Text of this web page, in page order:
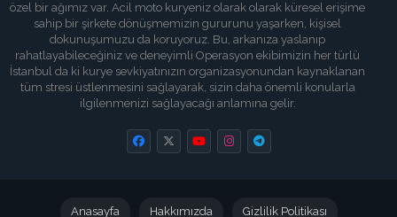
özel bir ağımız var. Acil moto kuryeniz olarak olarak küresel erişime
sahip bir şirkete dönüşmemizin gururunu yaşarken, kişisel
dokunuşumuzu da koruyoruz. Bu, arkanıza yaslanıp
rahatlayabileceğiniz ve deneyimli Operasyon ekibimizin her türlü
İstanbul da ki kurye sevkiyatınızın organizasyonundan kaynaklanan
tüm stresi üstlenmesini sağlayarak, sizin daha önemli konularla
ilgilenmenizi sağlayacağı anlamına gelir.
Anasayfa Hakkımızda Gizlilik Politikası